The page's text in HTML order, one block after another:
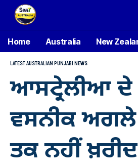
Home Australia New
LATEST AUSTRALIAN PUNJABI NEWS
ਆਸਟ੍ਰੇਲੀਆ ਦੇ
ਵਸਨੀਕ ਅਗਲੇ
ਤਕ ਨਹੀਂ